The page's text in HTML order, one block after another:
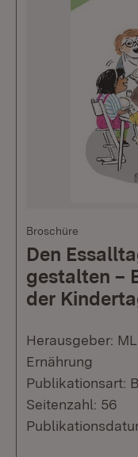
Broschüre
Den
gestalten –
der
Herausgeber:
Ernährung
Publikationsart:
Seitenzahl: 56